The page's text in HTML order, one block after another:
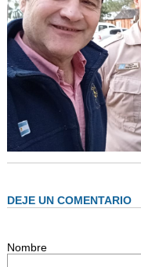
DEJE UN COMENTARIO
Nombre